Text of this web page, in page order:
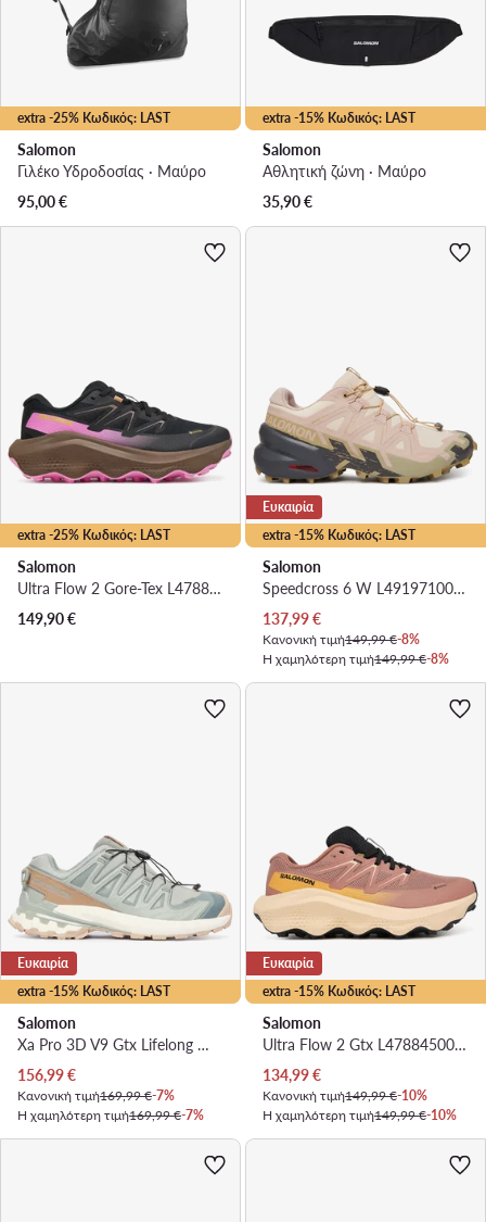
extra -25% Κωδικός: LAST
Salomon
Γιλέκο Υδροδοσίας · Μαύρο
95,00€
extra -15% Κωδικός: LAST
Salomon
Αθλητική ζώνη · Μαύρο
35,90€
extra -25% Κωδικός: LAST
Salomon
Ultra Flow 2 Gore-Tex L47884400 · Παπούτσια για Τρέξιμο
149,90€
extra -15% Κωδικός: LAST
Ευκαιρία
Salomon
Speedcross 6 W L49197100 · Παπούτσια για Τρέξιμο
Τρέχουσα τιμή
137,99€
Κανονική τιμή149,99 €-8%
Η χαμηλότερη τιμή149,99 €-8%
extra -15% Κωδικός: LAST
Ευκαιρία
Salomon
Xa Pro 3D V9 Gtx Lifelong W GORE-TEX L49297300 · Παπούτσια για Τρέξιμο
Τρέχουσα τιμή
156,99€
Κανονική τιμή169,99 €-7%
Η χαμηλότερη τιμή169,99 €-7%
extra -15% Κωδικός: LAST
Ευκαιρία
Salomon
Ultra Flow 2 Gtx L47884500 · Παπούτσια για Τρέξιμο
Τρέχουσα τιμή
134,99€
Κανονική τιμή149,99 €-10%
Η χαμηλότερη τιμή149,99 €-10%